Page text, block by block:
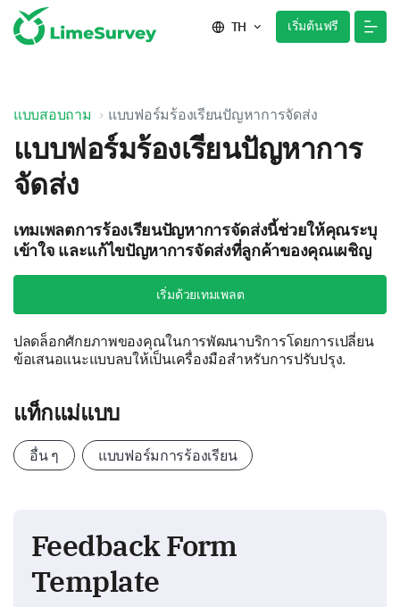
TH เริ่มต้นฟรี
แบบสอบถาม แบบฟอร์มร้องเรียนปัญหาการจัดส่ง
แบบฟอร์มร้องเรียนปัญหาการ
จัดส่ง
เทมเพลตการร้องเรียนปัญหาการจัดส่งนี้ช่วยให้คุณระบุ
เข้าใจ และแก้ไขปัญหาการจัดส่งที่ลูกค้าของคุณเผชิญ
เริ่มด้วยเทมเพลต
ปลดล็อกศักยภาพของคุณในการพัฒนาบริการโดยการเปลี่ยน
ข้อเสนอแนะแบบลบให้เป็นเครื่องมือสำหรับการปรับปรุง.
แท็กแม่แบบ
อื่น ๆ แบบฟอร์มการร้องเรียน
Feedback Form
Template